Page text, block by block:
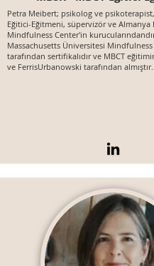
Petra Meibert; psikolog ve
Eğitici-Eğitmeni, süpervizör ve Almanya
Mindfulness Center'in
Massachusetts Üniversitesi Mindfulness
tarafından sertifikalıdır ve MBCT
ve FerrisUrbanowski tarafından almıştır.